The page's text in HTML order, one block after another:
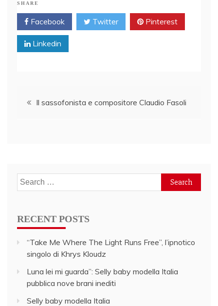
SHARE
Facebook Twitter Pinterest
Linkedin
PostIl sassofonista e compositore Claudio Fasoli
Search
for:
RECENT POSTS
“Take Me Where The Light Runs Free”, l’ipnotico
singolo di Khrys Kloudz
Luna lei mi guarda”: Selly baby modella Italia
pubblica nove brani inediti
Selly baby modella Italia